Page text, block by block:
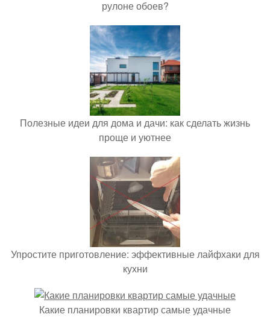
рулоне обоев?
Полезные идеи для дома и дачи: как сделать жизнь
проще и уютнее
Упростите приготовление: эффективные лайфхаки для
кухни
Какие планировки квартир самые удачные